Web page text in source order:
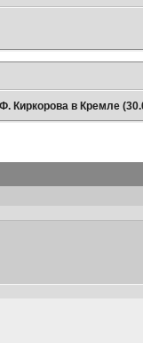
Киркорова в Кремле